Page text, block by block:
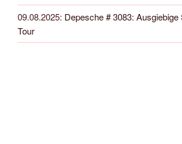
09.08.2025: Depesche # 3083:
Tour